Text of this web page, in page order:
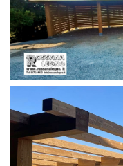
STRUTTURA